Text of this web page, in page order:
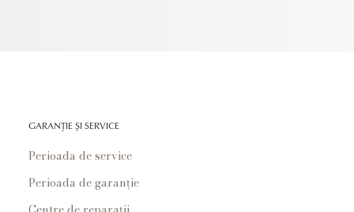
GARANȚIE ȘI SERVICE
Perioada de service
Perioada de garanție